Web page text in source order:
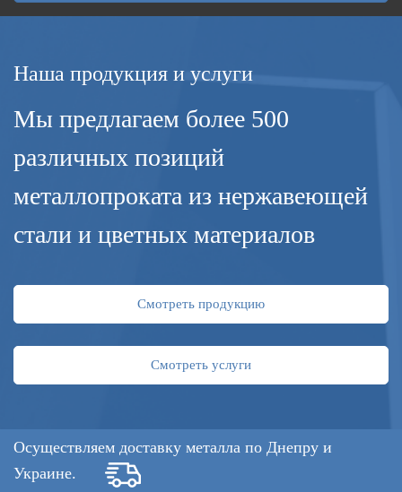
Наша продукция и услуги
Мы предлагаем более 500
различных позиций
металлопроката из нержавеющей
стали и цветных материалов
Смотреть продукцию
Смотреть услуги
Осуществляем доставку металла по Днепру и
Украине.